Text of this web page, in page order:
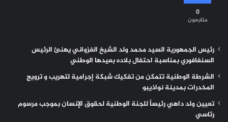
0
متابعون
رئيس الجمهورية السيد محمد ولد الشيخ الغزواني يهنئ الرئيس
السنغافوري بمناسبة احتفال بلاده بعيدها الوطني
الشرطة الوطنية تتمكن من تفكيك شبكة إجرامية لتهريب و ترويج
المخدرات بمدينة نواذيبو
تعيين ولد داهي رئيساً للجنة الوطنية لحقوق الإنسان بموجب مرسوم
رئاسي